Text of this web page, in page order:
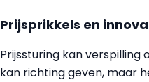
Prijsprikkels en
Prijssturing kan
kan richting geven, maar